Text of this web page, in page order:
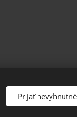
Prijať nevyhnutné